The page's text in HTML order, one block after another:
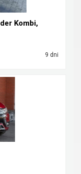
Kombi,
9 dni